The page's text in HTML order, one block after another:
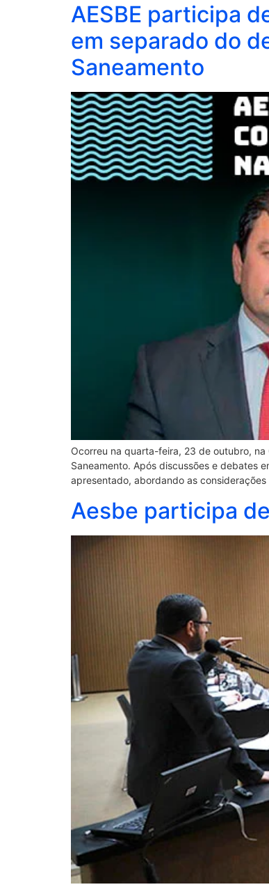
AESBE participa
em separado do
Saneamento
Ocorreu na quarta-feira, 23 de outubro, na
Saneamento. Após discussões e debates
apresentado, abordando as
Aesbe participa